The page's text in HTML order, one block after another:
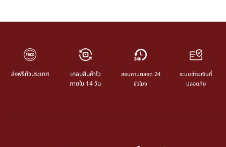
ส่งฟรีทั่วประเทศ
เคลมสินค้าไว
ภายใน 14 วัน
สอบถามตลอด 24
ชั่วโมง
ระบบชำระเงินที่
ปลอดภัย